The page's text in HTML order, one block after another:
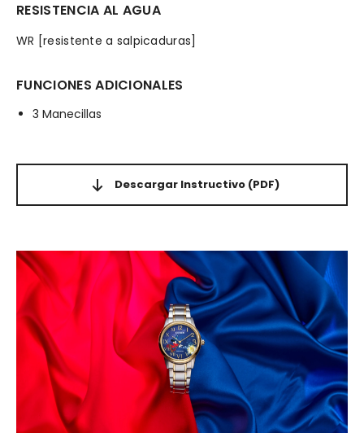
RESISTENCIA AL AGUA
WR [resistente a salpicaduras]
FUNCIONES ADICIONALES
3 Manecillas
Descargar Instructivo (PDF)